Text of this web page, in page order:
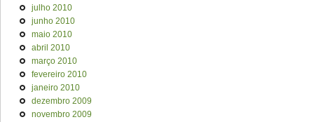
julho 2010
junho 2010
maio 2010
abril 2010
março 2010
fevereiro 2010
janeiro 2010
dezembro 2009
novembro 2009